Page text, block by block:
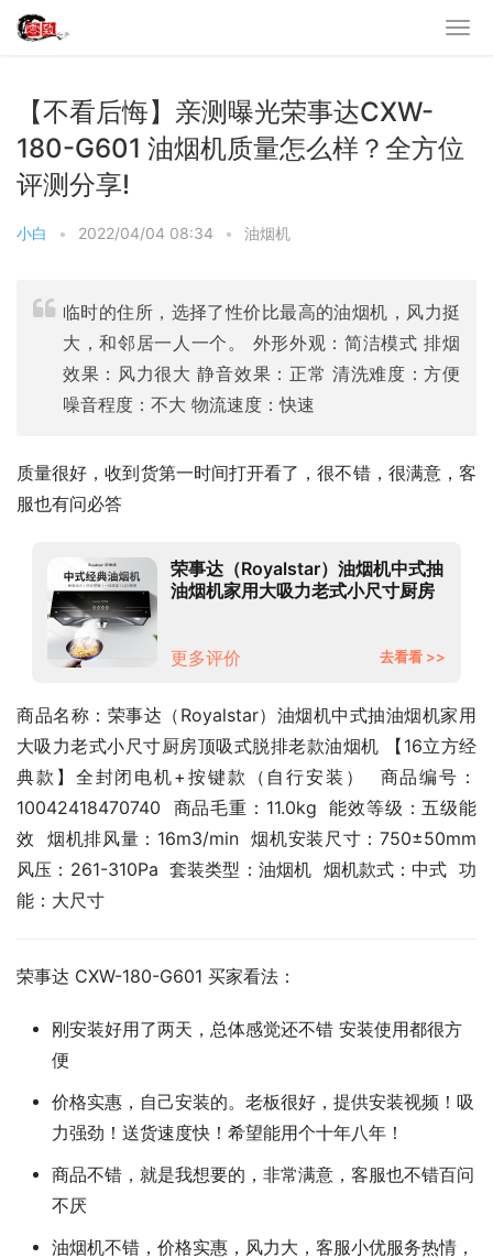
【不看后悔】亲测曝光荣事达CXW-
180-G601 油烟机质量怎么样？全方位
评测分享!
小白 • 2022/04/04 08:34 • 油烟机
临时的住所，选择了性价比最高的油烟机，风力挺
大，和邻居一人一个。 外形外观：简洁模式 排烟
效果：风力很大 静音效果：正常 清洗难度：方便
噪音程度：不大 物流速度：快速
质量很好，收到货第一时间打开看了，很不错，很满意，客
服也有问必答
荣事达（Royalstar）油烟机中式抽
油烟机家用大吸力老式小尺寸厨房
安装）
更多评价 去看看 >>
商品名称：荣事达（Royalstar）油烟机中式抽油烟机家用
大吸力老式小尺寸厨房顶吸式脱排老款油烟机 【16立方经
典款】全封闭电机+按键款（自行安装）  商品编号：
10042418470740  商品毛重：11.0kg  能效等级：五级能
效  烟机排风量：16m3/min  烟机安装尺寸：750±50mm
风压：261-310Pa  套装类型：油烟机  烟机款式：中式  功
能：大尺寸
荣事达 CXW-180-G601 买家看法：
刚安装好用了两天，总体感觉还不错 安装使用都很方
便
价格实惠，自己安装的。老板很好，提供安装视频！吸
力强劲！送货速度快！希望能用个十年八年！
商品不错，就是我想要的，非常满意，客服也不错百问
不厌
油烟机不错，价格实惠，风力大，客服小优服务热情，